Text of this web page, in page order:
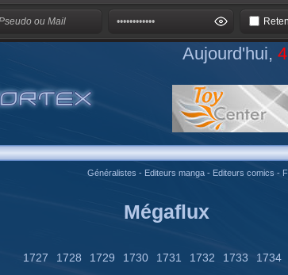
Aujourd'hui,
Généralistes - Editeurs manga - Editeurs comics -
Mégaflux
1727 1728 1729 1730 1731 1732 1733 1734